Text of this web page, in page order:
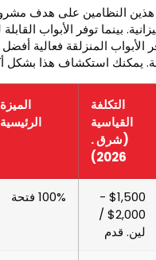
هذين النظامين على هدف
المنزلقة فعالية أفضل
استكشاف هذا بشكل
التكلفة
القياسية
(شرق .
2026)
الميزة
الرئيسية
$1,500 -
$2,000 /
لين. قدم
100% فتحة